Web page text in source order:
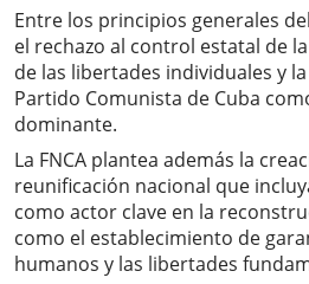
Entre los principios generales
el rechazo al control estatal de
de las libertades individuales y
Partido Comunista de Cuba
dominante.
La FNCA plantea además la
reunificación nacional que
como actor clave en la
como el establecimiento de
humanos y las libertades